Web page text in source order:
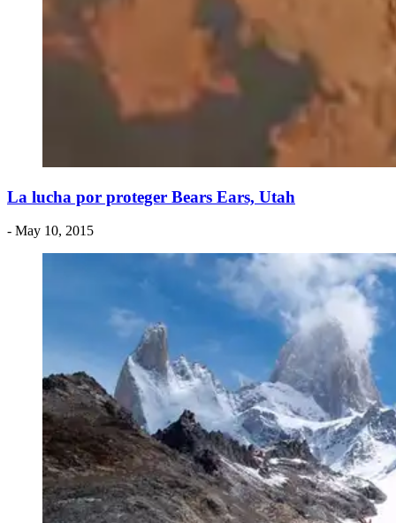
La lucha por proteger Bears Ears, Utah
- May 10, 2015